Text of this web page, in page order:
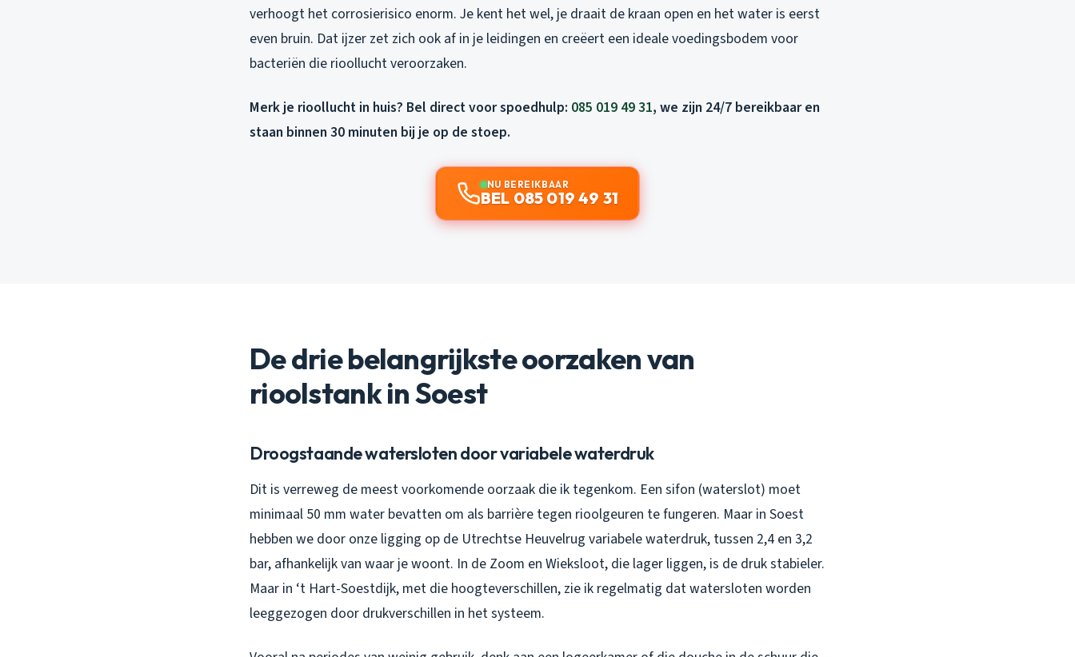
verhoogt het corrosierisico enorm. Je kent het wel, je draait de kraan open en het water is eerst
even bruin. Dat ijzer zet zich ook af in je leidingen en creëert een ideale voedingsbodem voor
bacteriën die rioollucht veroorzaken.
Merk je rioollucht in huis? Bel direct voor spoedhulp: 085 019 49 31, we zijn 24/7 bereikbaar en
staan binnen 30 minuten bij je op de stoep.
NU BEREIKBAAR
BEL 085 019 49 31
De drie belangrijkste oorzaken van
rioolstank in Soest
Droogstaande watersloten door variabele waterdruk
Dit is verreweg de meest voorkomende oorzaak die ik tegenkom. Een sifon (waterslot) moet
minimaal 50 mm water bevatten om als barrière tegen rioolgeuren te fungeren. Maar in Soest
hebben we door onze ligging op de Utrechtse Heuvelrug variabele waterdruk, tussen 2,4 en 3,2
bar, afhankelijk van waar je woont. In de Zoom en Wieksloot, die lager liggen, is de druk stabieler.
Maar in ‘t Hart-Soestdijk, met die hoogteverschillen, zie ik regelmatig dat watersloten worden
leeggezogen door drukverschillen in het systeem.